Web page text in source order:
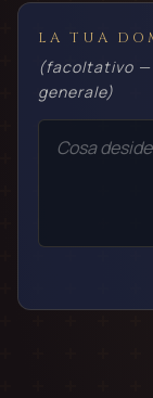
LA TUA
(facoltativo —
generale)